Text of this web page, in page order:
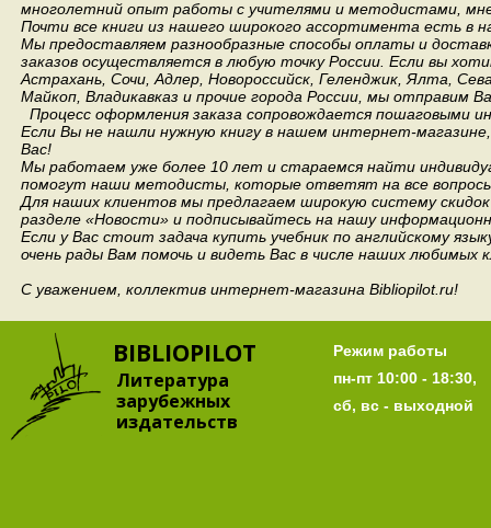
многолетний опыт работы с учителями и методистами,
Почти все книги из нашего широкого ассортимента есть в
Мы предоставляем разнообразные способы оплаты и
заказов осуществляется в любую точку России. Если вы
Астрахань, Сочи, Адлер, Новороссийск, Геленджик, Ялта,
Майкоп, Владикавказ и прочие города России, мы отправим
Процесс оформления заказа сопровождается пошаговыми
Если Вы не нашли нужную книгу в нашем интернет-
Вас!
Мы работаем уже более 10 лет и стараемся найти
помогут наши методисты, которые ответят на все
Для наших клиентов мы предлагаем широкую систему
разделе «Новости» и подписывайтесь на нашу
Если у Вас стоит задача купить учебник по английскому
очень рады Вам помочь и видеть Вас в числе наших любимых
С уважением, коллектив интернет-магазина Bibliopilot.ru!
BIBLIOPILOT
Литература
зарубежных
издательств
Режим работы
пн-пт 10:00 - 18:30,
сб, вс - выходной